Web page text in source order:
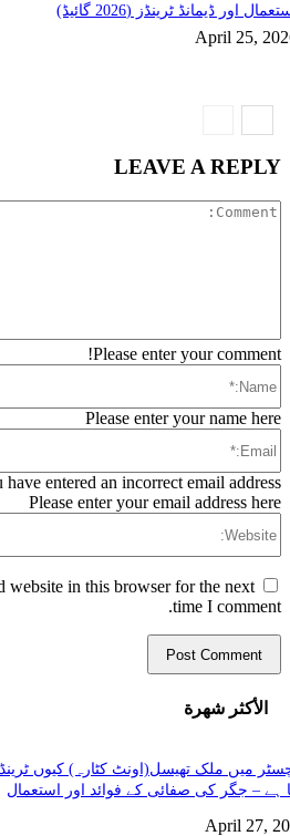
اور ڈیمانڈ ٹرینڈز (2026 گائیڈ)
April 25,
LEAVE A REPLY
Please enter your comment!
Please enter your name here
have entered an incorrect email address!
Please enter your email address here
website in this browser for the next
time I comment.
الأكثر شهرة
میں ملک تھیسل(اونٹ کٹارہ) کیوں
ہے – جگر کی صفائی کے فوائد اور استعمال
April 27,